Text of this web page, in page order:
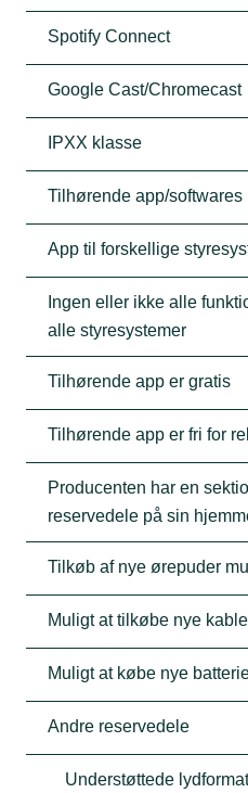
Spotify Connect
Google Cast/Chromecast
IPXX klasse
Tilhørende app/softwares
App til forskellige
Ingen eller ikke alle
alle styresystemer
Tilhørende app er gratis
Tilhørende app er fri for
Producenten har en
reservedele på sin
Tilkøb af nye ørepuder
Muligt at tilkøbe nye
Muligt at købe nye
Andre reservedele
Understøttede